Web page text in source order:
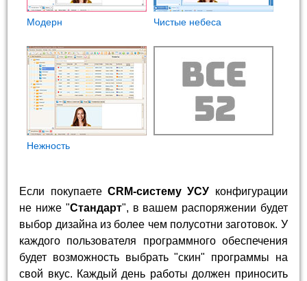
Модерн Чистые небеса
Нежность
Если покупаете CRM-систему УСУ конфигурации
не ниже "Стандарт", в вашем распоряжении будет
выбор дизайна из более чем полусотни заготовок. У
каждого пользователя программного обеспечения
будет возможность выбрать "скин" программы на
свой вкус. Каждый день работы должен приносить